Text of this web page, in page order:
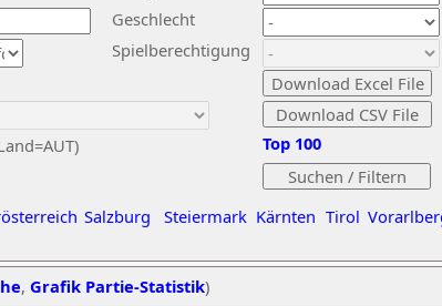
Geschlecht
Spielberechtigung
Salzburg Steiermark Kärnten Tirol
Top 100
, Grafik Partie-Statistik)